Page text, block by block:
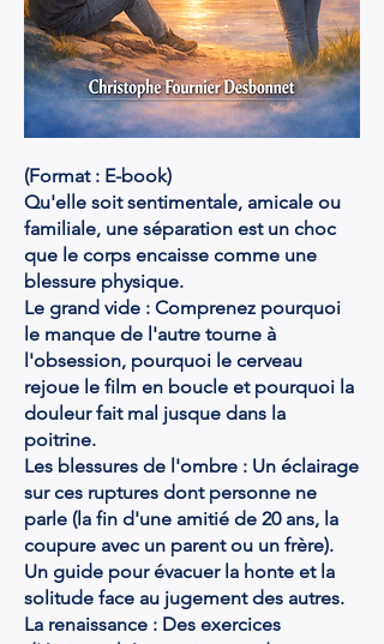
(Format : E-book)
Qu'elle soit sentimentale, amicale ou
familiale, une séparation est un choc
que le corps encaisse comme une
blessure physique.
Le grand vide : Comprenez pourquoi
le manque de l'autre tourne à
l'obsession, pourquoi le cerveau
rejoue le film en boucle et pourquoi la
douleur fait mal jusque dans la
poitrine.
Les blessures de l'ombre : Un éclairage
sur ces ruptures dont personne ne
parle (la fin d'une amitié de 20 ans, la
coupure avec un parent ou un frère).
Un guide pour évacuer la honte et la
solitude face au jugement des autres.
La renaissance : Des exercices